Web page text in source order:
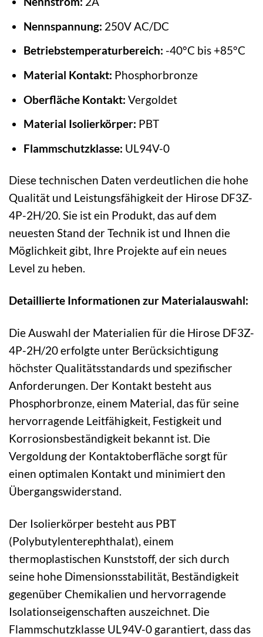
Nennspannung: 250V AC/DC
Betriebstemperaturbereich: -40°C bis +85°C
Material Kontakt: Phosphorbronze
Oberfläche Kontakt: Vergoldet
Material Isolierkörper: PBT
Flammschutzklasse: UL94V-0
Diese technischen Daten verdeutlichen die hohe
Qualität und Leistungsfähigkeit der Hirose DF3Z-
4P-2H/20. Sie ist ein Produkt, das auf dem
neuesten Stand der Technik ist und Ihnen die
Möglichkeit gibt, Ihre Projekte auf ein neues
Level zu heben.
Detaillierte Informationen zur Materialauswahl:
Die Auswahl der Materialien für die Hirose DF3Z-
4P-2H/20 erfolgte unter Berücksichtigung
höchster Qualitätsstandards und spezifischer
Anforderungen. Der Kontakt besteht aus
Phosphorbronze, einem Material, das für seine
hervorragende Leitfähigkeit, Festigkeit und
Korrosionsbeständigkeit bekannt ist. Die
Vergoldung der Kontaktoberfläche sorgt für
einen optimalen Kontakt und minimiert den
Übergangswiderstand.
Der Isolierkörper besteht aus PBT
(Polybutylenterephthalat), einem
thermoplastischen Kunststoff, der sich durch
seine hohe Dimensionsstabilität, Beständigkeit
gegenüber Chemikalien und hervorragende
Isolationseigenschaften auszeichnet. Die
Flammschutzklasse UL94V-0 garantiert, dass das